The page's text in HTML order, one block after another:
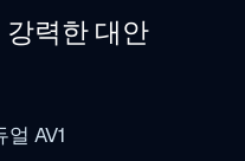
력한 대안
AV1